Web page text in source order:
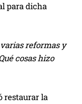
para dicha
reformas y
cosas hizo
restaurar la